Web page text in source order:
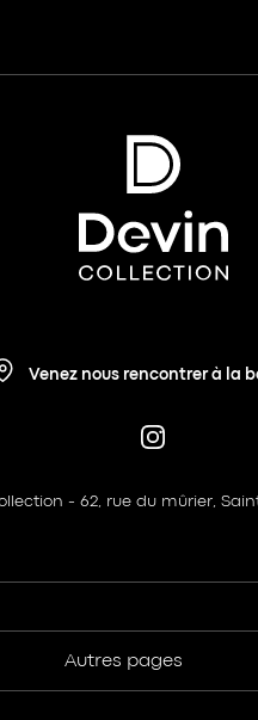
Venez nous rencontrer à la
- 62, rue du mûrier,
Autres pages